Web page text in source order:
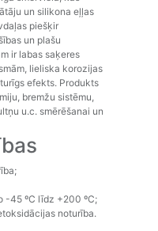
un silikona eļļas
piešķir
un plašu
ir labas saķeres
lieliska korozijas
efekts. Produkts
bremžu sistēmu,
u.c. smērēšanai un
-45 ºC līdz +200 ºC;
noturība.